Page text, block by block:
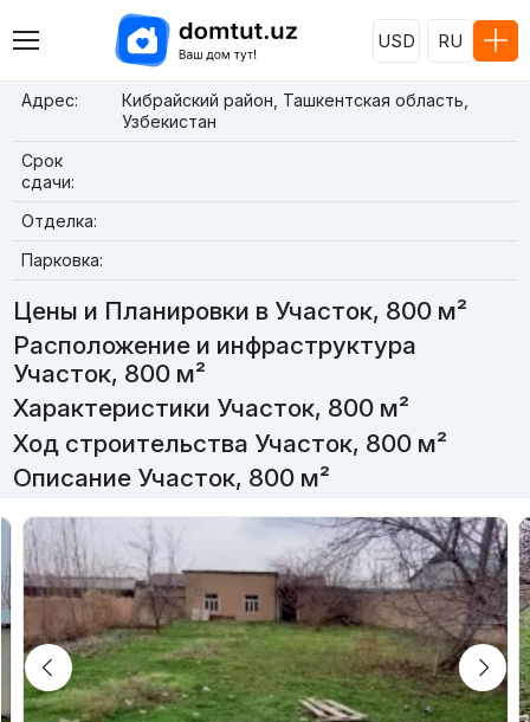
USD RU
Адрес:
Кибрайский район, Ташкентская область,
Узбекистан
Срок
сдачи:
Отделка:
Парковка:
Цены и Планировки в Участок, 800 м²
Расположение и инфраструктура
Участок, 800 м²
Характеристики Участок, 800 м²
Ход строительства Участок, 800 м²
Описание Участок, 800 м²